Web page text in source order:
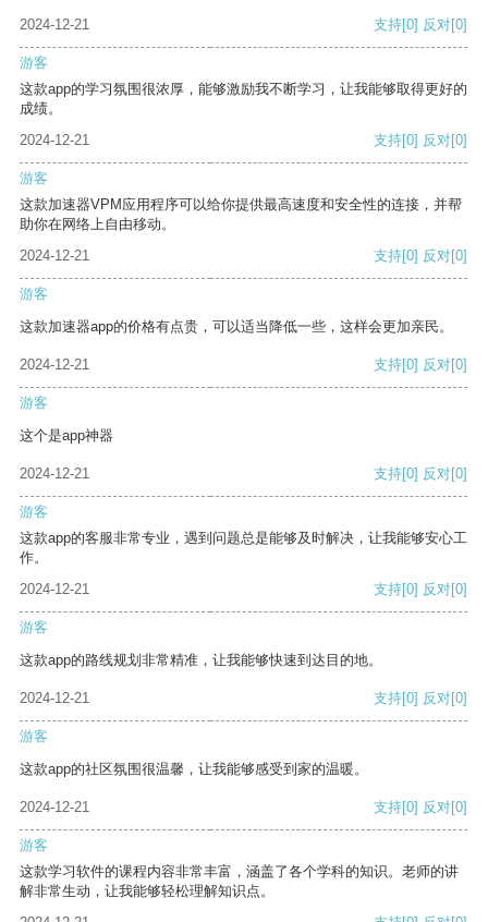
2024-12-21
支持[0] 反对[0]
游客
这款app的学习氛围很浓厚，能够激励我不断学习，让我能够取得更好的
成绩。
2024-12-21
支持[0] 反对[0]
游客
这款加速器VPM应用程序可以给你提供最高速度和安全性的连接，并帮
助你在网络上自由移动。
2024-12-21
支持[0] 反对[0]
游客
这款加速器app的价格有点贵，可以适当降低一些，这样会更加亲民。
2024-12-21 支持[0] 反对[0]
游客
这个是app神器
2024-12-21 支持[0] 反对[0]
游客
这款app的客服非常专业，遇到问题总是能够及时解决，让我能够安心工
作。
2024-12-21
支持[0] 反对[0]
游客
这款app的路线规划非常精准，让我能够快速到达目的地。
2024-12-21 支持[0] 反对[0]
游客
这款app的社区氛围很温馨，让我能够感受到家的温暖。
2024-12-21 支持[0] 反对[0]
游客
这款学习软件的课程内容非常丰富，涵盖了各个学科的知识。老师的讲
解非常生动，让我能够轻松理解知识点。